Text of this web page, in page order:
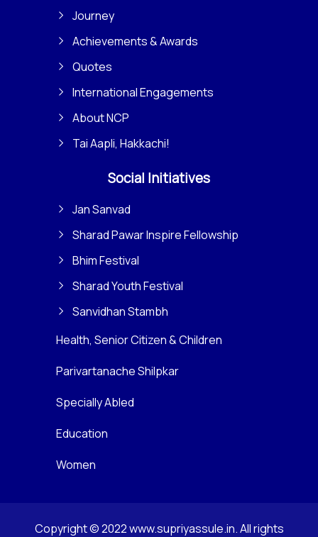
Journey
Achievements & Awards
Quotes
International Engagements
About NCP
Tai Aapli, Hakkachi!
Social Initiatives
Jan Sanvad
Sharad Pawar Inspire Fellowship
Bhim Festival
Sharad Youth Festival
Sanvidhan Stambh
Health, Senior Citizen & Children
Parivartanache Shilpkar
Specially Abled
Education
Women
Copyright © 2022 www.supriyassule.in. All rights